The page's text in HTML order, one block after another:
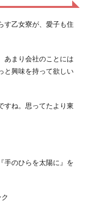
す乙女寮が、愛子も住
あまり会社のことには
と興味を持って欲しい
すね。思ってたより東
手のひらを太陽に』を